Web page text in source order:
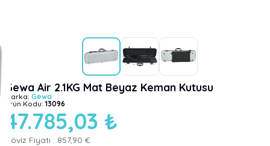
Gewa Air 2.1KG Mat Beyaz Keman Kutusu
Marka: Gewa
Ürün Kodu: 13096
47.785,03 ₺
Döviz Fiyatı : 857,90 €